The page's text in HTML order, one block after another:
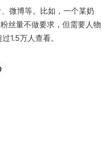
微博等。比如，一个某奶
丝量不做要求，但需要人物
1.5万人查看。